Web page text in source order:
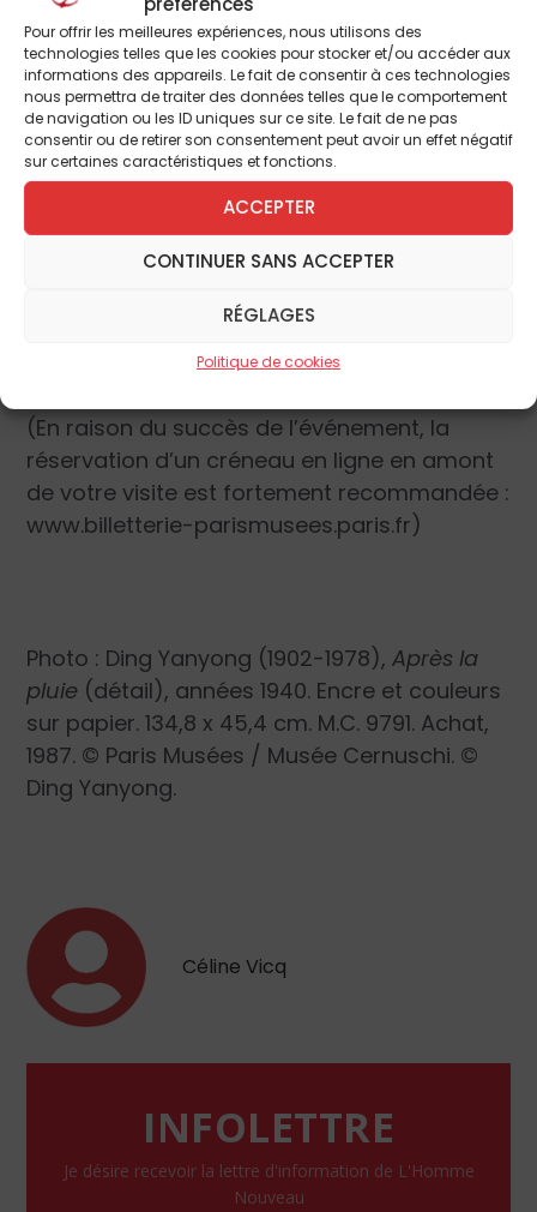
Pour offrir les meilleures expériences, nous utilisons des
technologies telles que les cookies pour stocker et/ou accéder aux
informations des appareils. Le fait de consentir à ces technologies
nous permettra de traiter des données telles que le comportement
de navigation ou les ID uniques sur ce site. Le fait de ne pas
consentir ou de retirer son consentement peut avoir un effet négatif
sur certaines caractéristiques et fonctions.
ACCEPTER
CONTINUER SANS ACCEPTER
RÉGLAGES
Politique de cookies
tels qu’on le leur demande. La dernière salle
évoque le dialogue des peintres avec
l’abstraction dont les encres de Zao Wou-ki
(1920-2013) sont un exemple.
À ne pas manquer !
Jusqu’au 5 mars 2023. Musée Cernushi, 7
mardi au dimanche
(En raison du succès de l’événement, la
réservation d’un créneau en ligne en amont
de votre visite est fortement recommandée :
www.billetterie-parismusees.paris.fr)
Photo : Ding Yanyong (1902-1978),Après la
pluie (détail), années 1940. Encre et couleurs
sur papier. 134,8 x 45,4 cm. M.C. 9791. Achat,
1987. © Paris Musées / Musée Cernuschi. ©
Ding Yanyong.
Céline Vicq
INFOLETTRE
Je désire recevoir la lettre d'information de L'Homme
Nouveau